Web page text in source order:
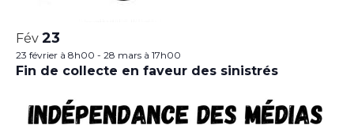
Fév 23
23 février à 8h00 - 28 mars à 17h00
Fin de collecte en faveur des sinistrés